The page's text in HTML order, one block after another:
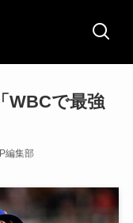
WBCで最強
編集部